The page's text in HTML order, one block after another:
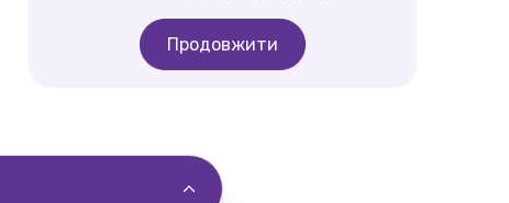
Продовжити